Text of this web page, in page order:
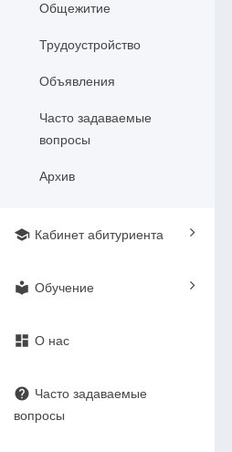
Общежитие
Трудоустройство
Объявления
Часто задаваемые
вопросы
Архив
school Кабинет абитуриента
local_library Обучение
dashboard О нас
help Часто задаваемые
вопросы